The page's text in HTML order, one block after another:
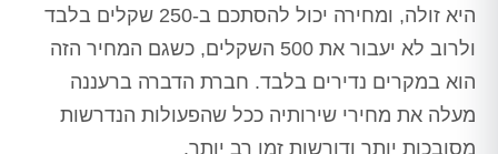
היא זולה, ומחירה יכול להסתכם ב-250 שקלים בלבד
ולרוב לא יעבור את 500 השקלים, כשגם המחיר הזה
הוא במקרים נדירים בלבד. חברת הדברה ברעננה
מעלה את מחירי שירותיה ככל שהפעולות הנדרשות
מסובכות יותר ודורשות זמן רב יותר.